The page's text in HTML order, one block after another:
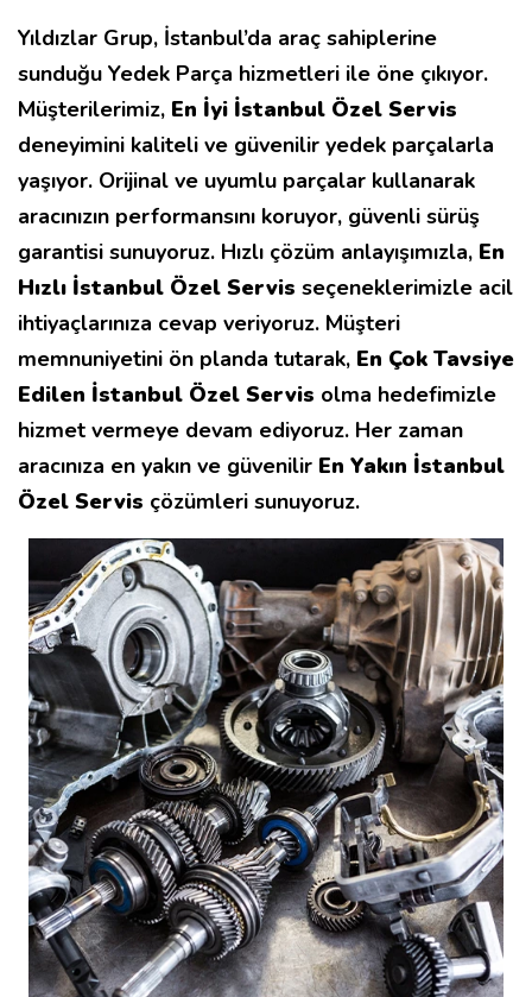
Yıldızlar Grup, İstanbul’da araç sahiplerine
sunduğu Yedek Parça hizmetleri ile öne çıkıyor.
Müşterilerimiz, En İyi İstanbul Özel Servis
deneyimini kaliteli ve güvenilir yedek parçalarla
yaşıyor. Orijinal ve uyumlu parçalar kullanarak
aracınızın performansını koruyor, güvenli sürüş
garantisi sunuyoruz. Hızlı çözüm anlayışımızla, En
Hızlı İstanbul Özel Servis seçeneklerimizle acil
ihtiyaçlarınıza cevap veriyoruz. Müşteri
memnuniyetini ön planda tutarak, En Çok Tavsiye
Edilen İstanbul Özel Servis olma hedefimizle
hizmet vermeye devam ediyoruz. Her zaman
aracınıza en yakın ve güvenilir En Yakın İstanbul
Özel Servis çözümleri sunuyoruz.